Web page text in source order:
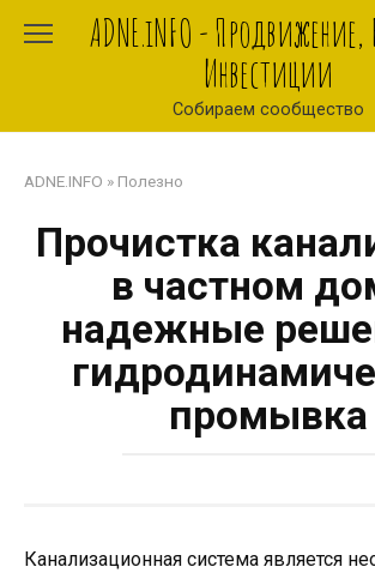
ADNE.iNFO - Продвижение,
Инвестиции
Собираем сообщество
ADNE.INFO » Полезно
Прочистка
в частном
надежные
промывка
Канализационная система является